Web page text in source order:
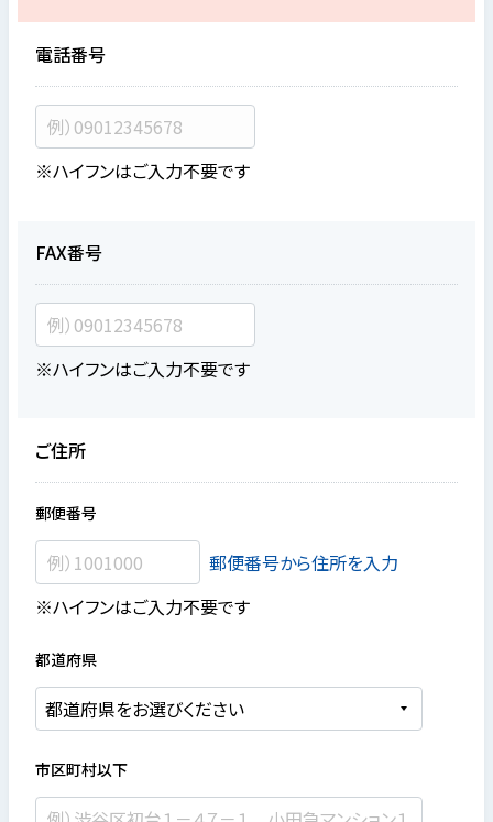
電話番号
※ハイフンはご入力不要です
FAX番号
※ハイフンはご入力不要です
ご住所
郵便番号
郵便番号から住所を入力
※ハイフンはご入力不要です
都道府県
市区町村以下